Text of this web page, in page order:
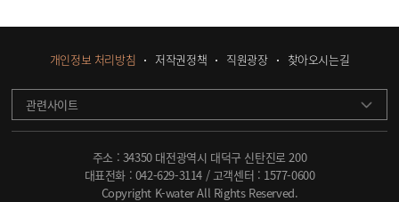
개인정보 처리방침 저작권정책 직원광장 찾아오시는길
관련사이트
주소 : 34350 대전광역시 대덕구 신탄진로 200
대표전화 : 042-629-3114 / 고객센터 : 1577-0600
Copyright K-water All Rights Reserved.